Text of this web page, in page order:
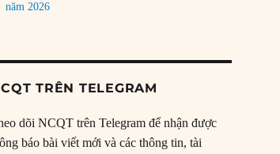
năm 2026
TRÊN TELEGRAM
dõi NCQT trên Telegram để nhận được
báo bài viết mới và các thông tin, tài